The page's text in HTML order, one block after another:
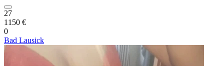
27
1150 €
0
Bad Lausick